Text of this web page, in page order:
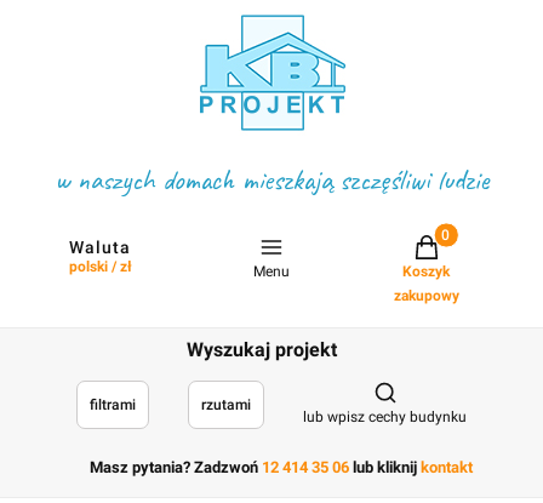
w naszych domach mieszkają szczęśliwi ludzie
Waluta
polski / zł Menu
Projekty w
Koszyk
zakupowy
Wyszukaj projekt
filtrami rzutami
Otwórz
lub wpisz cechy budynku
Masz pytania? Zadzwoń 12 414 35 06 lub kliknij kontakt